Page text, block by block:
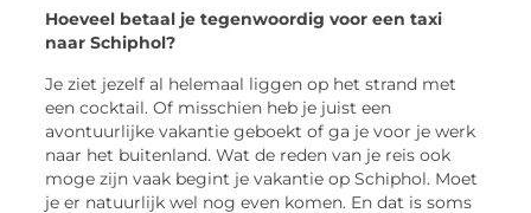
Hoeveel betaal je tegenwoordig voor een taxi
naar Schiphol?
Je ziet jezelf al helemaal liggen op het strand met
een cocktail. Of misschien heb je juist een
avontuurlijke vakantie geboekt of ga je voor je werk
naar het buitenland. Wat de reden van je reis ook
moge zijn vaak begint je vakantie op Schiphol. Moet
je er natuurlijk wel nog even komen. En dat is soms